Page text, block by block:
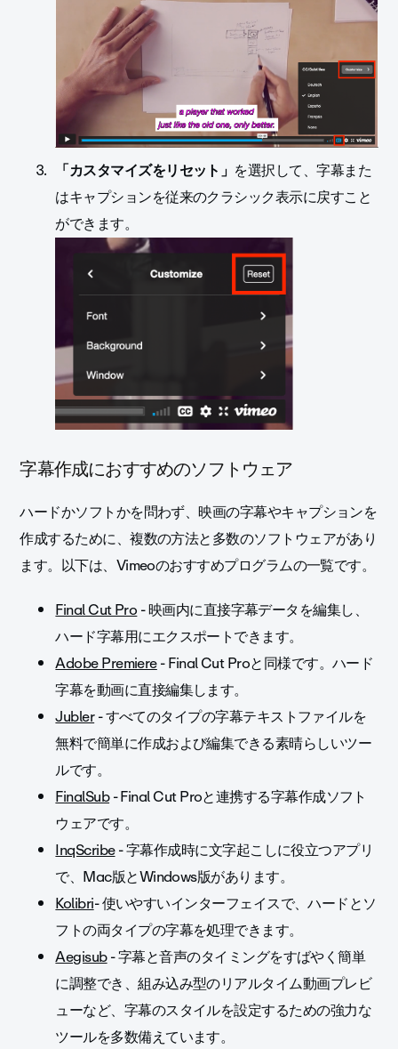
「カスタマイズをリセット」 を選択して、字幕また
はキャプションを従来のクラシック表示に戻すこと
ができます。
字幕作成におすすめのソフトウェア
ハードかソフトかを問わず、映画の字幕やキャプションを
作成するために、複数の方法と多数のソフトウェアがあり
ます。以下は、Vimeoのおすすめプログラムの一覧です。
Final Cut Pro- 映画内に直接字幕データを編集し、
ハード字幕用にエクスポートできます。
Adobe Premiere- Final Cut Proと同様です。ハード
字幕を動画に直接編集します。
Jubler- すべてのタイプの字幕テキストファイルを
無料で簡単に作成および編集できる素晴らしいツー
ルです。
FinalSub- Final Cut Proと連携する字幕作成ソフト
ウェアです。
InqScribe- 字幕作成時に文字起こしに役立つアプリ
で、Mac版とWindows版があります。
Kolibri- 使いやすいインターフェイスで、ハードとソ
フトの両タイプの字幕を処理できます。
Aegisub- 字幕と音声のタイミングをすばやく簡単
に調整でき、組み込み型のリアルタイム動画プレビ
ューなど、字幕のスタイルを設定するための強力な
ツールを多数備えています。